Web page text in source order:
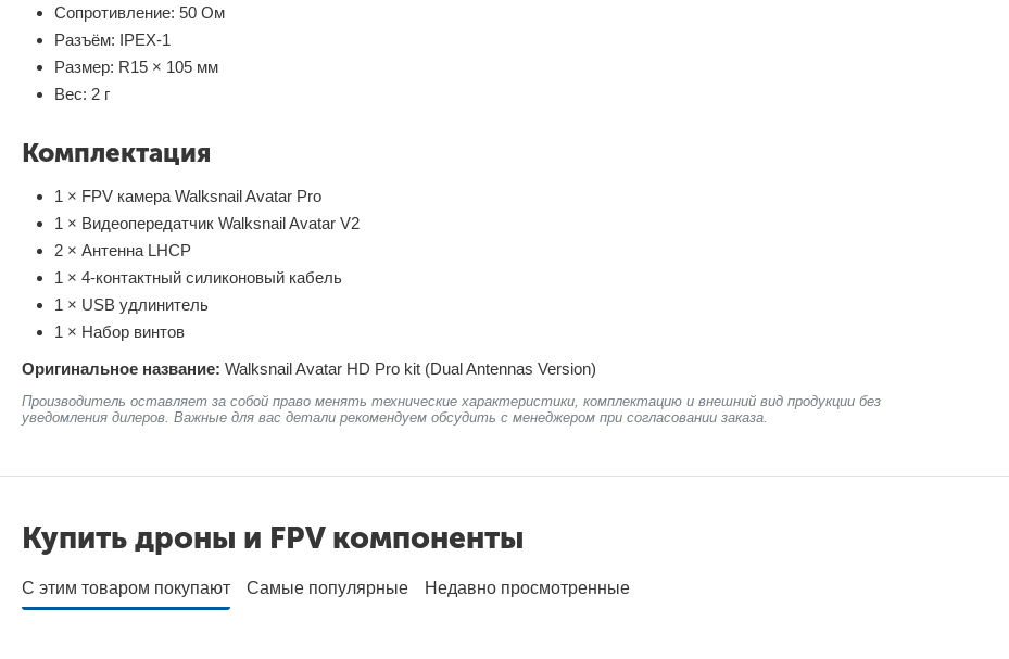
Сопротивление: 50 Ом
Разъём: IPEX-1
Размер: R15 × 105 мм
Вес: 2 г
Комплектация
1 × FPV камера Walksnail Avatar Pro
1 × Видеопередатчик Walksnail Avatar V2
2 × Антенна LHCP
1 × 4-контактный силиконовый кабель
1 × USB удлинитель
1 × Набор винтов
Оригинальное название: Walksnail Avatar HD Pro kit (Dual Antennas Version)
Производитель оставляет за собой право менять технические характеристики, комплектацию и внешний вид продукции без
уведомления дилеров. Важные для вас детали рекомендуем обсудить с менеджером при согласовании заказа.
Купить дроны и FPV компоненты
С этим товаром покупают Самые популярные Недавно просмотренные